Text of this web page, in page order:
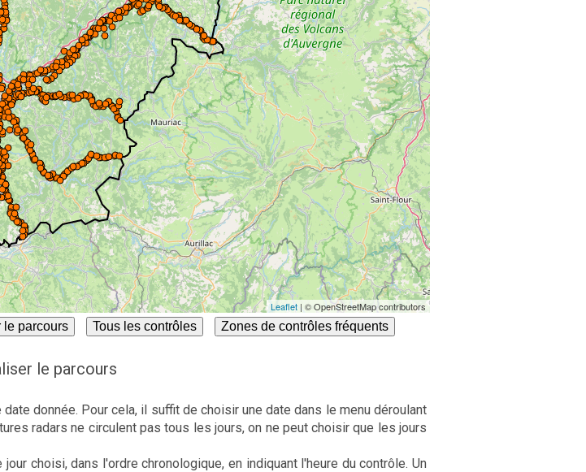
Leaflet | © OpenStreetMap contributors
le parcours Tous les contrôles Zones de contrôles fréquents
le parcours
donnée. Pour cela, il suffit de choisir une date dans le menu déroulant
radars ne circulent pas tous les jours, on ne peut choisir que les jours
choisi, dans l'ordre chronologique, en indiquant l'heure du contrôle. Un